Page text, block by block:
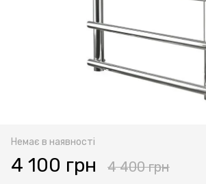
Немає в наявності
4 100 грн 4 400 грн